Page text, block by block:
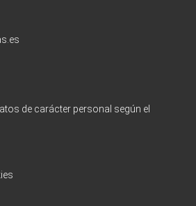
de carácter personal según el